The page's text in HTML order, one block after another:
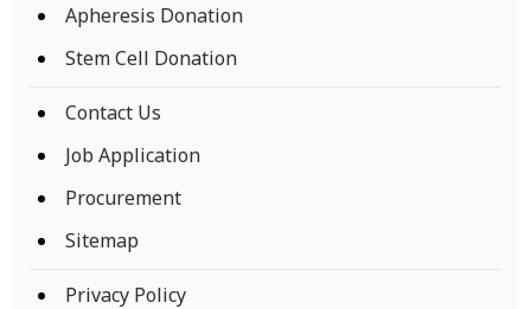
Apheresis Donation
Stem Cell Donation
Contact Us
Job Application
Procurement
Sitemap
Privacy Policy